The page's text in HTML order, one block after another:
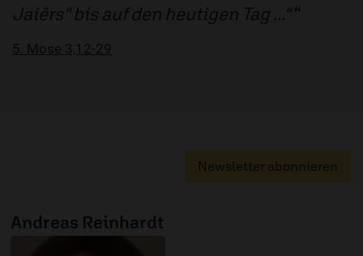
Jaiërs" bis auf den heutigen Tag ...“
5. Mose 3,12-29
Newsletter abonnieren
Andreas Reinhardt